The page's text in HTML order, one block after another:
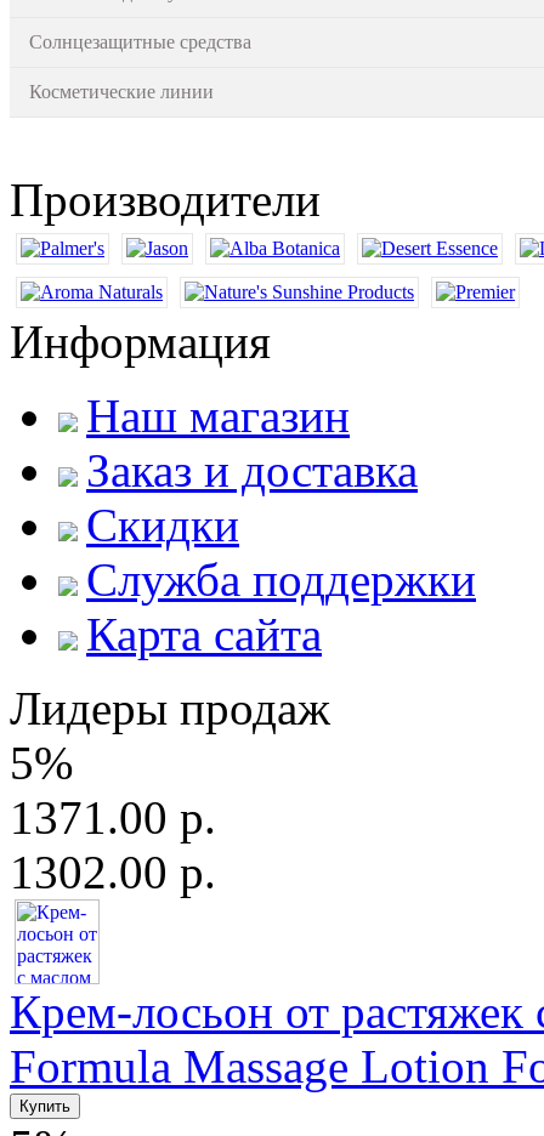
Солнцезащитные средства
Косметические линии
Производители
Информация
Наш магазин
Заказ и доставка
Скидки
Служба поддержки
Карта сайта
Лидеры продаж
5%
1371.00 р.
1302.00 р.
Крем-лосьон от
Formula Massage Lotion